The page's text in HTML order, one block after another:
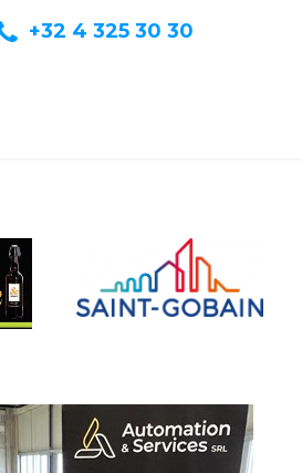
+32 4 325 30 30